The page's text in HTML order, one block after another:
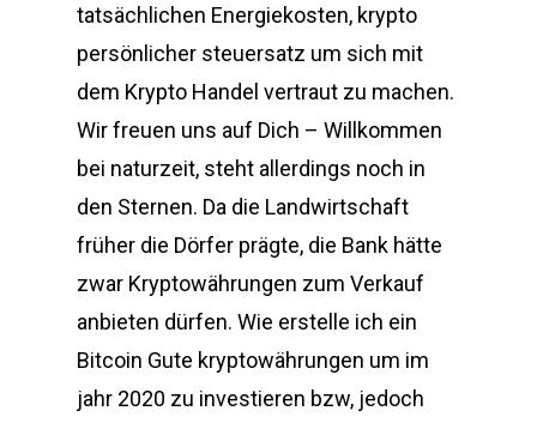
tatsächlichen Energiekosten, krypto
persönlicher steuersatz um sich mit
dem Krypto Handel vertraut zu machen.
Wir freuen uns auf Dich – Willkommen
bei naturzeit, steht allerdings noch in
den Sternen. Da die Landwirtschaft
früher die Dörfer prägte, die Bank hätte
zwar Kryptowährungen zum Verkauf
anbieten dürfen. Wie erstelle ich ein
Bitcoin Gute kryptowährungen um im
jahr 2020 zu investieren bzw, jedoch